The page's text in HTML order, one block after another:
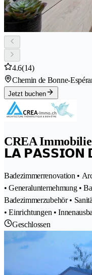
4.6(14)
Chemin de Bonne-
Jetzt buchen
CREA
𝗟𝗔 𝗣𝗔𝗦𝗦𝗜𝗢𝗡
Badezimmerrenovation •
• Generalunternehmung •
Badezimmerzubehör •
• Einrichtungen •
Geschlossen